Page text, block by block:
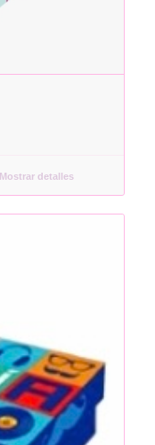
Mostrar detalles